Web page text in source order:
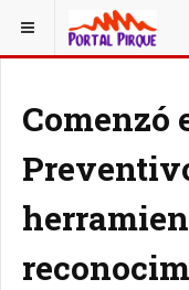
ESTÁ AQUÍ: NOTICIAS
Comenzó